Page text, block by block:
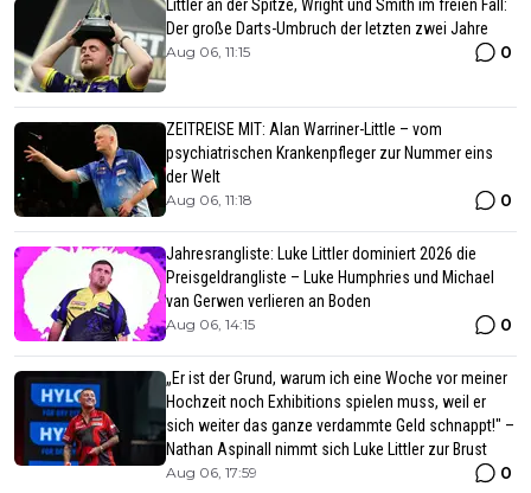
Littler an der Spitze, Wright und Smith im freien Fall:
Der große Darts-Umbruch der letzten zwei Jahre
Aug 06, 11:15 0
ZEITREISE MIT: Alan Warriner-Little – vom
psychiatrischen Krankenpfleger zur Nummer eins
der Welt
Aug 06, 11:18 0
Jahresrangliste: Luke Littler dominiert 2026 die
Preisgeldrangliste – Luke Humphries und Michael
van Gerwen verlieren an Boden
Aug 06, 14:15 0
„Er ist der Grund, warum ich eine Woche vor meiner
Hochzeit noch Exhibitions spielen muss, weil er
sich weiter das ganze verdammte Geld schnappt!" –
Nathan Aspinall nimmt sich Luke Littler zur Brust
Aug 06, 17:59 0